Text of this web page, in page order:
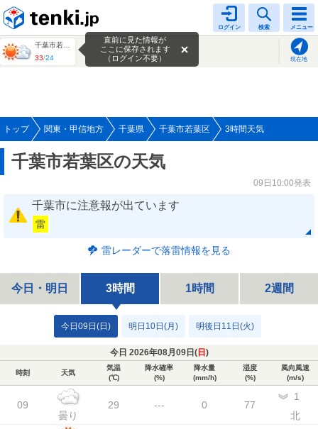
ログイン 検索 メニュー
33/24 現在地
直前に見た情報が
ここに保存されます
（ログイン不要）
トップ 関東・甲信地方 千葉県 千葉市若葉区 3時間天気
千葉市若葉区の天気
09日10:00発表
千葉市に注意報が出ています
雷
雷レーダーで落雷情報を見る
今日・明日 3時間 1時間 2週間
今日09日(日) 明日10日(月) 明後日11日(火)
今日 2026年08月09日(日 )
時刻 天気
気温
(℃)
降水確率
(%)
降水量
(mm/h)
湿度
(%)
風向風速
(m/s)
09
曇り
29 --- 0 77
1
北